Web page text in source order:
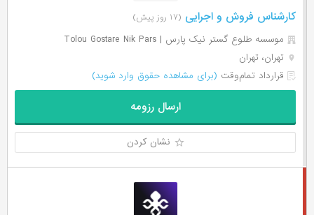
کارشناس فروش و اجرایی (۱۷ روز پیش)
موسسه طلوع گستر نیک پارس | Tolou Gostare Nik Pars
تهران، تهران
قرارداد تمام‌وقت (برای مشاهده حقوق وارد شوید)
ارسال رزومه
نشان کردن